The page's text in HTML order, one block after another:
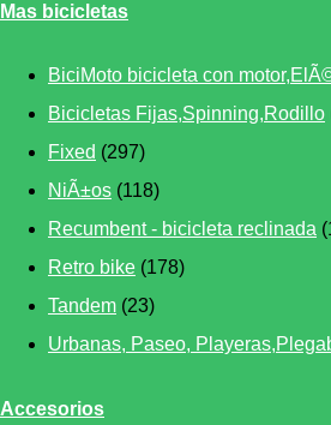
Mas bicicletas
BiciMoto bicicleta con
Bicicletas Fijas,Spinning,Rodillo
Fixed (297)
NiÃ±os (118)
Recumbent - bicicleta reclinada
Retro bike (178)
Tandem (23)
Urbanas, Paseo,
Accesorios